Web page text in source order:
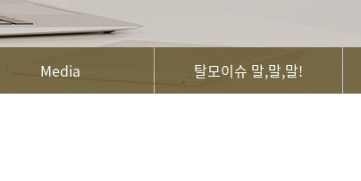
Media 탈모이슈 말,말,말!